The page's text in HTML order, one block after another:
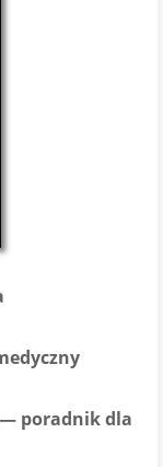
— poradnik dla